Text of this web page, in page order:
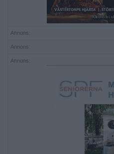
Annons:
Annons:
Annons: